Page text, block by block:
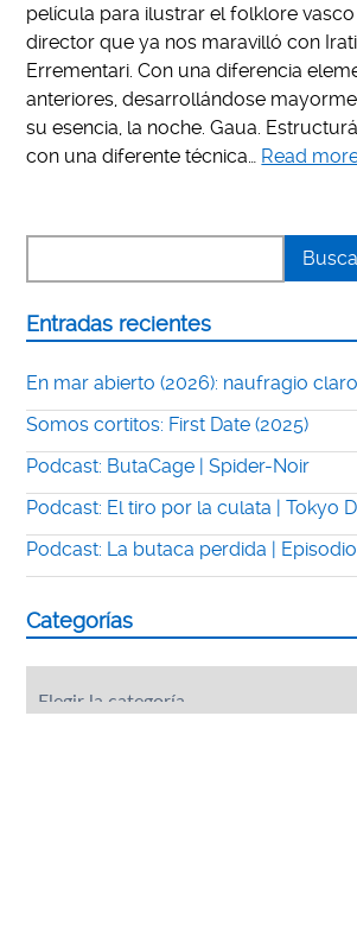
película para ilustrar el folklore
director que ya nos maravilló con
Errementari. Con una diferencia
anteriores, desarrollándose
su esencia, la noche. Gaua.
con una diferente técnica… Read
Entradas recientes
En mar abierto (2026): naufragio claro
Somos cortitos: First Date (2025)
Podcast: ButaCage | Spider-Noir
Podcast: El tiro por la culata | Tokyo
Podcast: La butaca perdida |
Categorías